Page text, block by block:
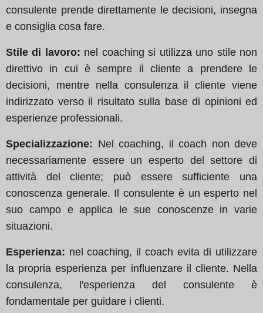
consulente prende direttamente le decisioni, insegna
e consiglia cosa fare.
Stile di lavoro: nel coaching si utilizza uno stile non
direttivo in cui è sempre il cliente a prendere le
decisioni, mentre nella consulenza il cliente viene
indirizzato verso il risultato sulla base di opinioni ed
esperienze professionali.
Specializzazione: Nel coaching, il coach non deve
necessariamente essere un esperto del settore di
attività del cliente; può essere sufficiente una
conoscenza generale. Il consulente è un esperto nel
suo campo e applica le sue conoscenze in varie
situazioni.
Esperienza: nel coaching, il coach evita di utilizzare
la propria esperienza per influenzare il cliente. Nella
consulenza, l'esperienza del consulente è
fondamentale per guidare i clienti.